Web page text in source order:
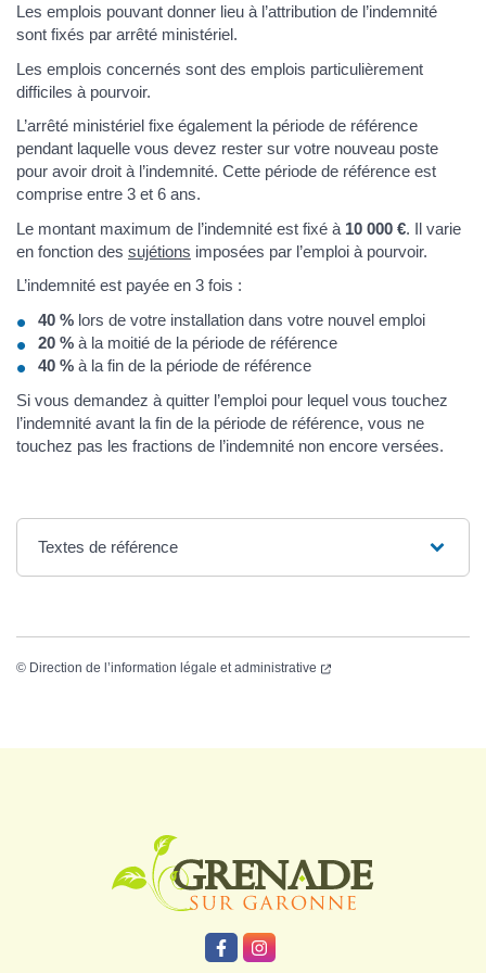
Les emplois pouvant donner lieu à l’attribution de l’indemnité
sont fixés par arrêté ministériel.
Les emplois concernés sont des emplois particulièrement
difficiles à pourvoir.
L’arrêté ministériel fixe également la période de référence
pendant laquelle vous devez rester sur votre nouveau poste
pour avoir droit à l’indemnité. Cette période de référence est
comprise entre 3 et 6 ans.
Le montant maximum de l’indemnité est fixé à 10 000 €. Il varie
en fonction des sujétions imposées par l’emploi à pourvoir.
L’indemnité est payée en 3 fois :
40 % lors de votre installation dans votre nouvel emploi
20 % à la moitié de la période de référence
40 % à la fin de la période de référence
Si vous demandez à quitter l’emploi pour lequel vous touchez
l’indemnité avant la fin de la période de référence, vous ne
touchez pas les fractions de l’indemnité non encore versées.
Textes de référence
© Direction de l’information légale et administrative
Lien vers le compte Facebook
Lien vers le compte